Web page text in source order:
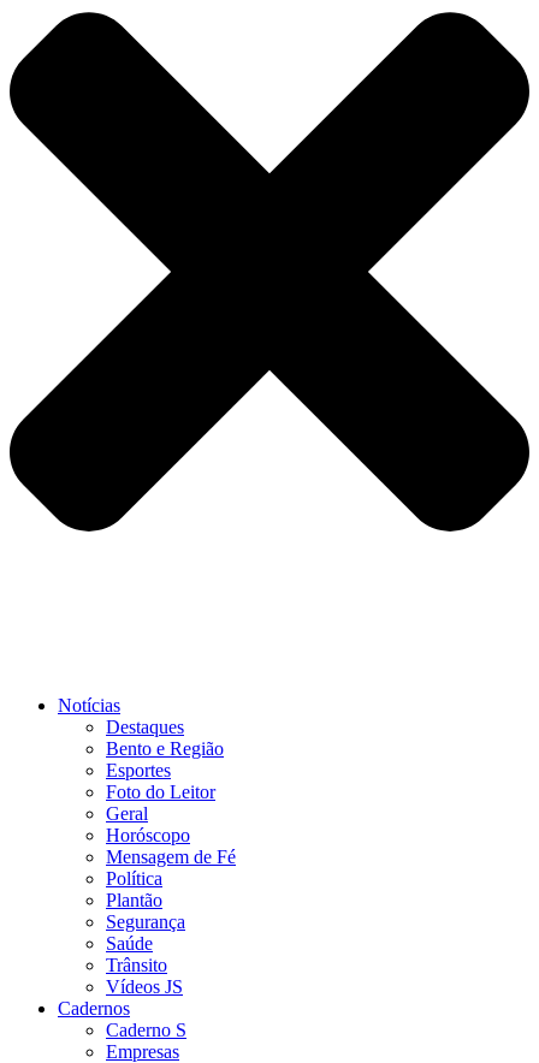
Notícias
Destaques
Bento e Região
Esportes
Foto do Leitor
Geral
Horóscopo
Mensagem de Fé
Política
Plantão
Segurança
Saúde
Trânsito
Vídeos JS
Cadernos
Caderno S
Empresas